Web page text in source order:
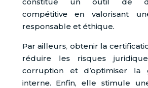
compétitive en valorisant
responsable et éthique.
Par ailleurs, obtenir la
réduire les risques
corruption et d’optimiser la
interne. Enfin, elle stimule